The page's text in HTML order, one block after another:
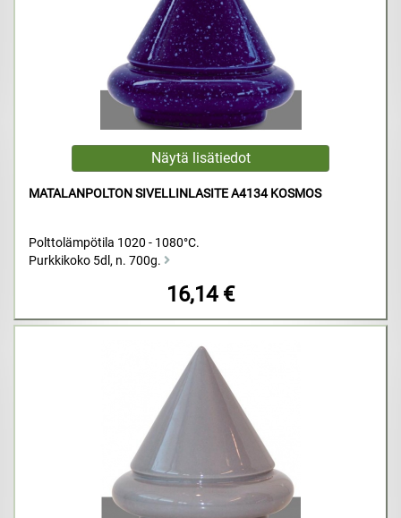
MATALANPOLTON SIVELLINLASITE A4134 KOSMOS
Polttolämpötila 1020 - 1080°C.
Purkkikoko 5dl, n. 700g.
16,14 €